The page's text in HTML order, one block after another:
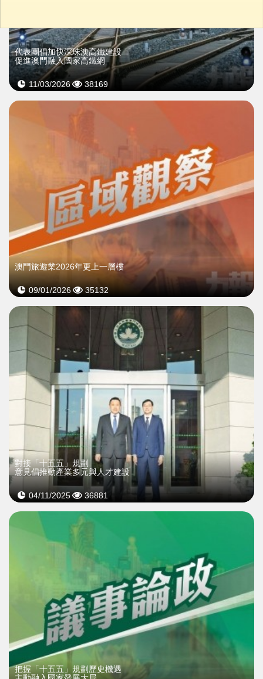
代表團倡加快深珠澳高鐵建設
促進澳門融入國家高鐵網
11/03/2026 38169
澳門旅遊業2026年更上一層樓
09/01/2026 35132
對接「十五五」規劃
意見倡推動產業多元與人才建設
04/11/2025 36881
把握「十五五」規劃歷史機遇